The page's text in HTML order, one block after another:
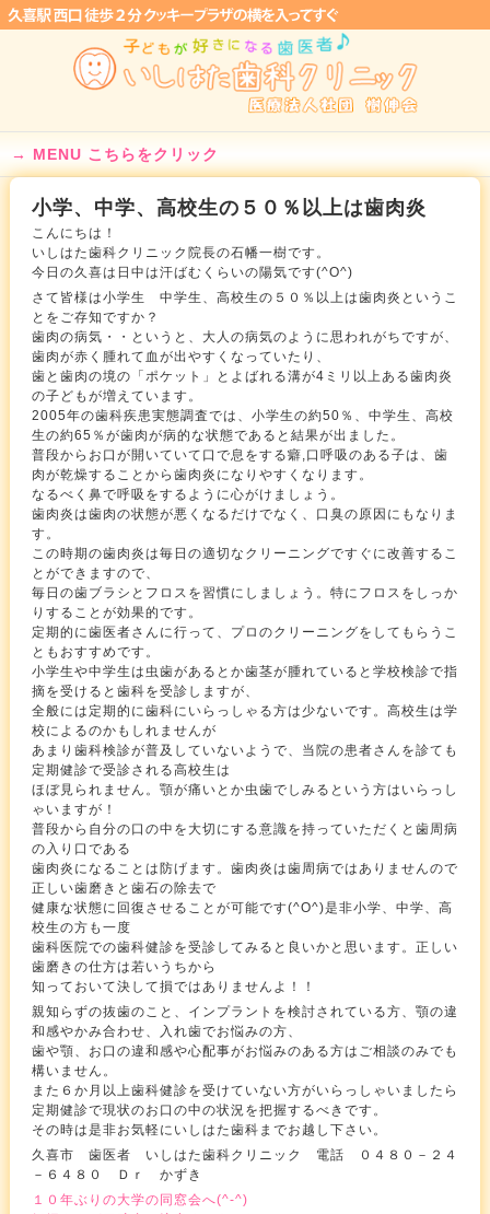
MENU こちらをクリック
小学、中学、高校生の５０％以上は歯肉炎
こんにちは！
いしはた歯科クリニック院長の石幡一樹です。
今日の久喜は日中は汗ばむくらいの陽気です(^O^)
さて皆様は小学生 中学生、高校生の５０％以上は歯肉炎というこ
とをご存知ですか？
歯肉の病気・・というと、大人の病気のように思われがちですが、
歯肉が赤く腫れて血が出やすくなっていたり、
歯と歯肉の境の「ポケット」とよばれる溝が4ミリ以上ある歯肉炎
の子どもが増えています。
2005年の歯科疾患実態調査では、小学生の約50％、中学生、高校
生の約65％が歯肉が病的な状態であると結果が出ました。
普段からお口が開いていて口で息をする癖,口呼吸のある子は、歯
肉が乾燥することから歯肉炎になりやすくなります。
なるべく鼻で呼吸をするように心がけましょう。
歯肉炎は歯肉の状態が悪くなるだけでなく、口臭の原因にもなりま
す。
この時期の歯肉炎は毎日の適切なクリーニングですぐに改善するこ
とができますので、
毎日の歯ブラシとフロスを習慣にしましょう。特にフロスをしっか
りすることが効果的です。
定期的に歯医者さんに行って、プロのクリーニングをしてもらうこ
ともおすすめです。
小学生や中学生は虫歯があるとか歯茎が腫れていると学校検診で指
摘を受けると歯科を受診しますが、
全般には定期的に歯科にいらっしゃる方は少ないです。高校生は学
校によるのかもしれませんが
あまり歯科検診が普及していないようで、当院の患者さんを診ても
定期健診で受診される高校生は
ほぼ見られません。顎が痛いとか虫歯でしみるという方はいらっし
ゃいますが！
普段から自分の口の中を大切にする意識を持っていただくと歯周病
の入り口である
歯肉炎になることは防げます。歯肉炎は歯周病ではありませんので
正しい歯磨きと歯石の除去で
健康な状態に回復させることが可能です(^O^)是非小学、中学、高
校生の方も一度
歯科医院での歯科健診を受診してみると良いかと思います。正しい
歯磨きの仕方は若いうちから
知っておいて決して損ではありませんよ！！
親知らずの抜歯のこと、インプラントを検討されている方、顎の違
和感やかみ合わせ、入れ歯でお悩みの方、
歯や顎、お口の違和感や心配事がお悩みのある方はご相談のみでも
構いません。
また６か月以上歯科健診を受けていない方がいらっしゃいましたら
定期健診で現状のお口の中の状況を把握するべきです。
その時は是非お気軽にいしはた歯科までお越し下さい。
久喜市 歯医者 いしはた歯科クリニック 電話 ０４８０－２４
－６４８０ Ｄｒ かずき
１０年ぶりの大学の同窓会へ(^-^)